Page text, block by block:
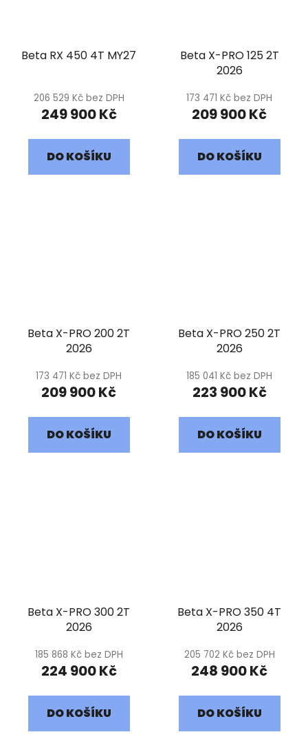
Beta RX 450 4T MY27
206 529 Kč bez DPH
249 900 Kč
DO KOŠÍKU
Beta X-PRO 125 2T
2026
173 471 Kč bez DPH
209 900 Kč
DO KOŠÍKU
Beta X-PRO 200 2T
2026
173 471 Kč bez DPH
209 900 Kč
DO KOŠÍKU
Beta X-PRO 250 2T
2026
185 041 Kč bez DPH
223 900 Kč
DO KOŠÍKU
Beta X-PRO 300 2T
2026
185 868 Kč bez DPH
224 900 Kč
DO KOŠÍKU
Beta X-PRO 350 4T
2026
205 702 Kč bez DPH
248 900 Kč
DO KOŠÍKU